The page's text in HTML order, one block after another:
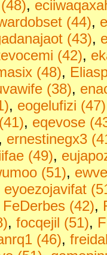
,
(44),
(43),
(42),
(48),
(38),
, eogelufizi (47)
, eqevose
, ernestinegx3
(49),
(51),
eyoezojavifat
FeDerbes (42),
, focqejil (51),
(46),